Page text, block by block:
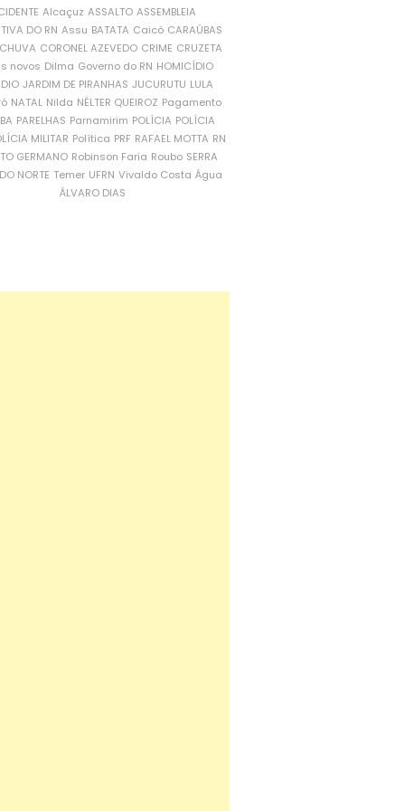
Alcaçuz ASSALTO ASSEMBLEIA
DO RN Assu BATATA Caicó CARAÚBAS
CORONEL AZEVEDO CRIME CRUZETA
novos Dilma Governo do RN HOMICÍDIO
JARDIM DE PIRANHAS JUCURUTU LULA
NATAL Nilda NÉLTER QUEIROZ Pagamento
PARELHAS Parnamirim POLÍCIA POLÍCIA
MILITAR Política PRF RAFAEL MOTTA RN
GERMANO Robinson Faria Roubo SERRA
NORTE Temer UFRN Vivaldo Costa Água
ÁLVARO DIAS